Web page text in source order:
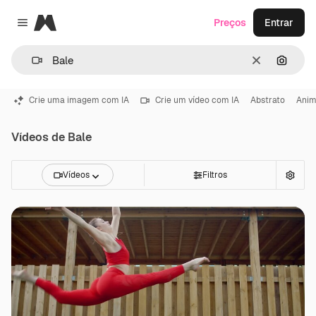
Close menu
Magnific
Limpar
Preços Entrar
Crie uma imagem com IA Crie um vídeo com IA Abstrato
Vídeos de Bale
Vídeos Filtros